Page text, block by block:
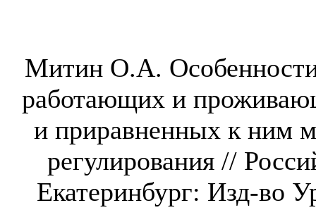
Митин О.А. Особенности
работающих и
и приравненных к ним
регулирования //
Екатеринбург: Изд-